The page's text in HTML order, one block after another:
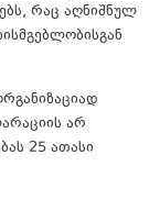
რაც აღნიშნულ
არ
25 ათასი